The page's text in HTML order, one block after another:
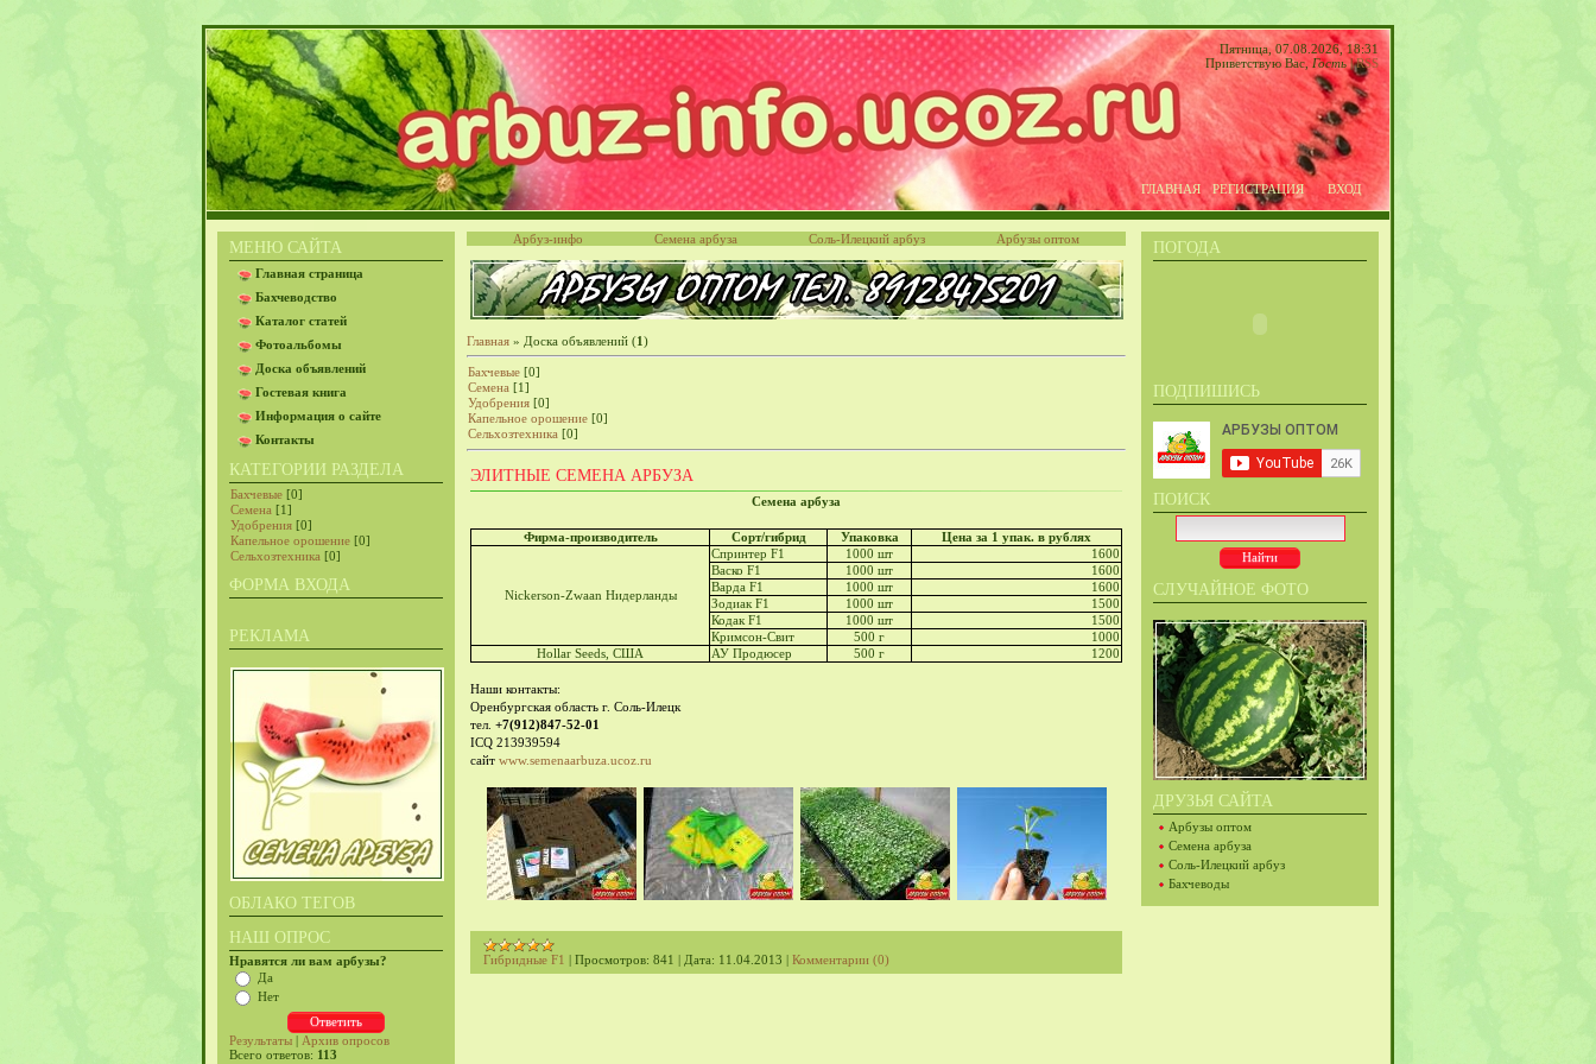
Пятница, 07.08.2026, 18:31
Приветствую Вас Гость|RSS
ГЛАВНАЯ РЕГИСТРАЦИЯ ВХОД
МЕНЮ САЙТА
Главная страница
Бахчеводство
Каталог статей
Фотоальбомы
Доска объявлений
Гостевая книга
Информация о сайте
Контакты
КАТЕГОРИИ РАЗДЕЛА
Бахчевые [0]
Семена [1]
Удобрения [0]
Капельное орошение [0]
Сельхозтехника [0]
ФОРМА ВХОДА
РЕКЛАМА
ОБЛАКО ТЕГОВ
НАШ ОПРОС
Нравятся ли вам арбузы?
Да
Нет
Результаты | Архив опросов
Всего ответов: 113
ПОГОДА
ПОДПИШИСЬ
ПОИСК
СЛУЧАЙНОЕ ФОТО
ДРУЗЬЯ САЙТА
Арбузы оптом
Семена арбуза
Соль-Илецкий арбуз
Бахчеводы
Арбуз-инфо Семена арбуза Соль-Илецкий арбуз Арбузы оптом
Главная » Доска объявлений (1)
Бахчевые [0]
Семена [1]
Удобрения [0]
Капельное орошение [0]
Сельхозтехника [0]
ЭЛИТНЫЕ СЕМЕНА АРБУЗА
Семена арбуза
Фирма-производитель Сорт/гибрид Упаковка Цена за 1 упак. в рублях
Nickerson-Zwaan Нидерланды
Спринтер F1 1000 шт
1600
Васко F1
1000 шт
1600
Варда F1 1000 шт
1600
Зодиак F1
1000 шт
1500
Кодак F1 1000 шт
1500
Кримсон-Свит
500 г
1000
Hollar Seeds, США
АУ Продюсер 500 г 1200
Наши контакты:
Оренбургская область г. Соль-Илецк
тел. +7(912)847-52-01
ICQ 213939594
сайт www.semenaarbuza.ucoz.ru
Гибридные F1 | Просмотров: 841 | Дата: 11.04.2013 | Комментарии (0)